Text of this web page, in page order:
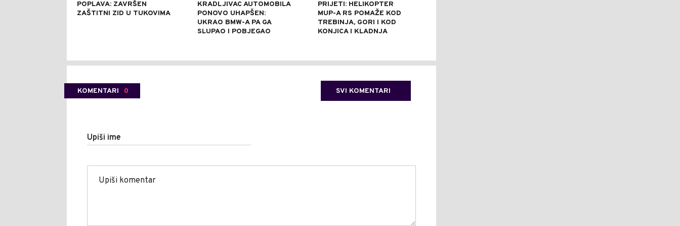
POPLAVA: ZAVRŠEN
ZAŠTITNI ZID U TUKOVIMA
KRADLJIVAC AUTOMOBILA
PONOVO UHAPŠEN:
UKRAO BMW-A PA GA
SLUPAO I POBJEGAO
PRIJETI: HELIKOPTER
MUP-A RS POMAŽE KOD
TREBINJA, GORI I KOD
KONJICA I KLADNJA
KOMENTARI 0 SVI KOMENTARI
Upiši ime